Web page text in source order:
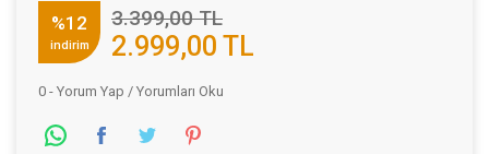
%12
indirim 2.999,00 TL
3.399,00 TL
0 - Yorum Yap / Yorumları Oku